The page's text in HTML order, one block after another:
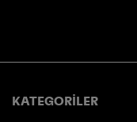
KATEGORİLER